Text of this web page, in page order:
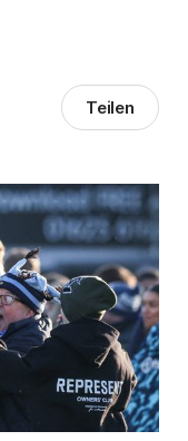
Teilen